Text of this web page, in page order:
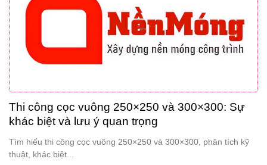
Thi công cọc vuông 250×250 và 300×300: Sự
khác biệt và lưu ý quan trọng
Tìm hiểu thi công cọc vuông 250×250 và 300×300, phân tích kỹ
thuật, khác biệt...